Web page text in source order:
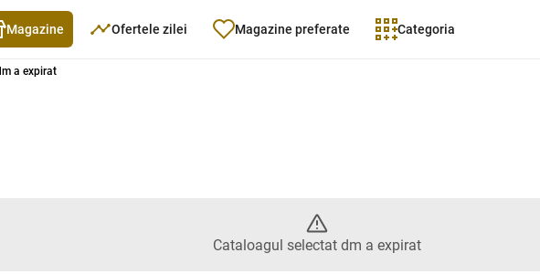
Magazine Ofertele zilei Magazine preferate Categoria
Catalogul selectat dm a expirat
a expirat
Cataloagul selectat dm a expirat